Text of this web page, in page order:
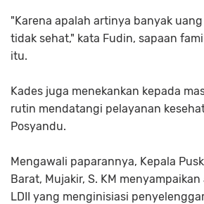
"Karena apalah artinya banyak
tidak sehat," kata Fudin, sapaan
itu.
Kades juga menekankan kepada
rutin mendatangi pelayanan
Posyandu.
Mengawali paparannya, Kepala
Barat, Mujakir, S. KM
LDII yang menginisiasi